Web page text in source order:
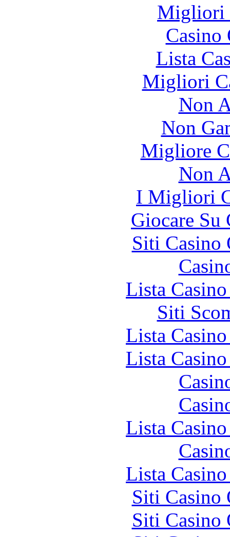
Migliori
Lista
Migliori
Non
Non
Migliore
Non
I Migliori
Giocare Su
Siti Casino
Lista
Siti
Lista
Lista
Lista
Lista
Siti Casino
Siti Casino